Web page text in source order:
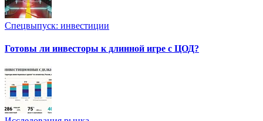
Спецвыпуск: инвестиции
Готовы ли инвесторы к длинной игре с ЦОД?